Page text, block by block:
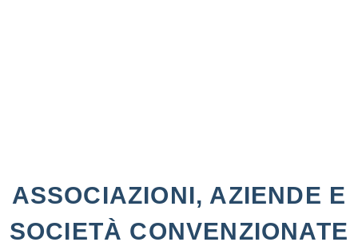
ASSOCIAZIONI, AZIENDE E
SOCIETÀ CONVENZIONATE